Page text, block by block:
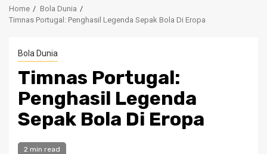
Home
Bola Dunia
Timnas Portugal: Penghasil Legenda Sepak Bola Di Eropa
Bola Dunia
Timnas Portugal:
Penghasil Legenda
Sepak Bola Di Eropa
2 min read